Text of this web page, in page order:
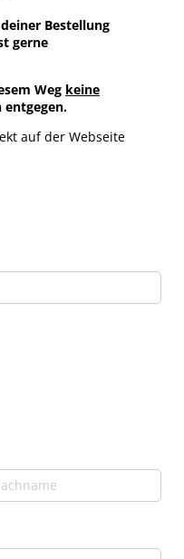
Bestellung
gerne
Weg keine
entgegen.
auf der Webseite